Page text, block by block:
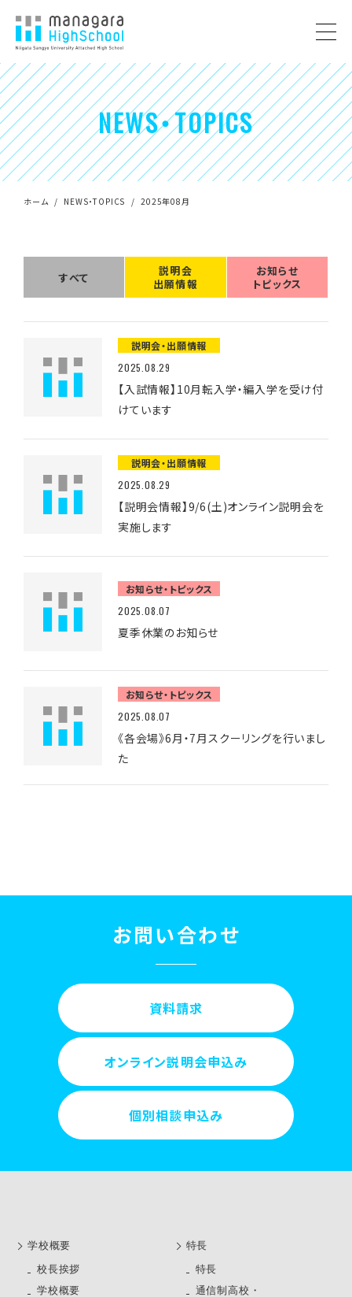
NEWS・TOPICS
ホーム NEWS・TOPICS 2025年08月
すべて
説明会
出願情報
お知らせ
トピックス
説明会・出願情報
2025.08.29
【入試情報】10月転入学・編入学を受け付
けています
説明会・出願情報
2025.08.29
【説明会情報】9/6(土)オンライン説明会を
実施します
お知らせ・トピックス
2025.08.07
夏季休業のお知らせ
お知らせ・トピックス
2025.08.07
《各会場》6月・7月スクーリングを行いまし
た
お問い合わせ
資料請求
オンライン説明会申込み
個別相談申込み
学校概要
校長挨拶
学校概要
特長
特長
通信制高校・